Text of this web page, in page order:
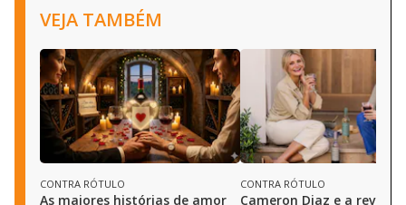
VEJA TAMBÉM
CONTRA RÓTULO
As maiores histórias de amor
CONTRA RÓTULO
Cameron Diaz e a